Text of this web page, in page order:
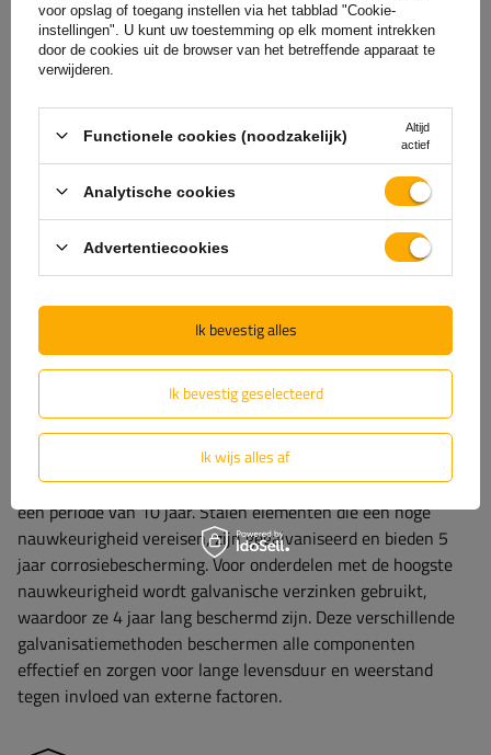
Onderhoudsvrije lagers en eenvoudige
montage
De assen zijn voorzien van dubbele hoekcontactkogellagers
(compactlagers), die een levensduur van 250.000 km hebben.
Ze worden levenslang gesmeerd met een speciaal
waterverdringend vet dat het binnendringen van vet
voorkomt. Extra beveiligingen, zoals dubbele
naafafdichtingen, beschermen de mechanismen tegen water
en vuil. Dankzij het gestandaardiseerde aanhaalmoment is
Optimale corrosiebescherming
Het asprofiel, het frame en de behuizing van de
oploopinrichtingen zijn beschermd tegen corrosie dankzij
thermisch verzinken, wat een bescherming garandeert voor
een periode van 10 jaar. Stalen elementen die een hoge
nauwkeurigheid vereisen, zijn gegalvaniseerd en bieden 5
jaar corrosiebescherming. Voor onderdelen met de hoogste
nauwkeurigheid wordt galvanische verzinken gebruikt,
waardoor ze 4 jaar lang beschermd zijn. Deze verschillende
galvanisatiemethoden beschermen alle componenten
effectief en zorgen voor lange levensduur en weerstand
tegen invloed van externe factoren.
voor opslag of toegang instellen via het tabblad "Cookie-
instellingen". U kunt uw toestemming op elk moment intrekken
door de cookies uit de browser van het betreffende apparaat te
verwijderen.
Functionele cookies (noodzakelijk)
Altijd
actief
Analytische cookies
Advertentiecookies
Ik bevestig geselecteerd
Ik wijs alles af
Ik bevestig alles